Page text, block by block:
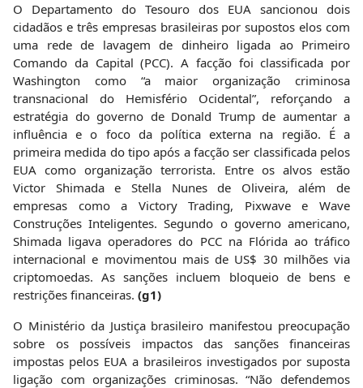
O Departamento do Tesouro dos EUA sancionou dois
cidadãos e três empresas brasileiras por supostos elos com
uma rede de lavagem de dinheiro ligada ao Primeiro
Comando da Capital (PCC). A facção foi classificada por
Washington como “a maior organização criminosa
transnacional do Hemisfério Ocidental”, reforçando a
estratégia do governo de Donald Trump de aumentar a
influência e o foco da política externa na região. É a
primeira medida do tipo após a facção ser classificada pelos
EUA como organização terrorista. Entre os alvos estão
Victor Shimada e Stella Nunes de Oliveira, além de
empresas como a Victory Trading, Pixwave e Wave
Construções Inteligentes. Segundo o governo americano,
Shimada ligava operadores do PCC na Flórida ao tráfico
internacional e movimentou mais de US$ 30 milhões via
criptomoedas. As sanções incluem bloqueio de bens e
restrições financeiras. (g1)
O Ministério da Justiça brasileiro manifestou preocupação
sobre os possíveis impactos das sanções financeiras
impostas pelos EUA a brasileiros investigados por suposta
ligação com organizações criminosas. “Não defendemos